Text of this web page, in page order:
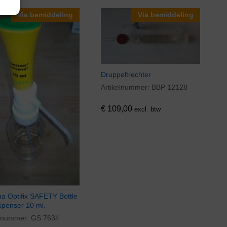
Via bemiddeling
Optifix SAFETY Bottle
10 ml.
GS 7634
Via bemiddeling
Druppeltrechter
Artikelnummer: BBP 12128
€109,00 excl. btw
€109,00